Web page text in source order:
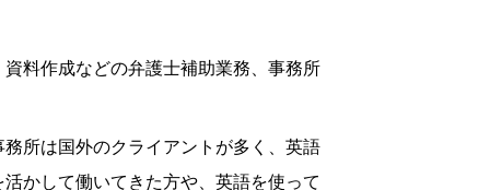
料作成などの弁護士補助業務、事務所
所は国外のクライアントが多く、英語
かして働いてきた方や、英語を使って